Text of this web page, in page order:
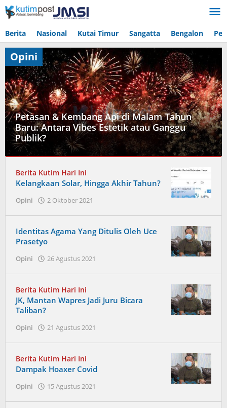
Lewati
ke
Berita Nasional Kutai Timur Sangatta Bengalon
Petasan & Kembang Api di Malam Tahun
Baru: Antara Vibes Estetik atau Ganggu
Publik?
2025
Admin
Opini
Berita Kutim Hari Ini
Kelangkaan Solar, Hingga Akhir Tahun?
Opini 2 Oktober 2021
Identitas Agama Yang Ditulis Oleh Uce
Prasetyo
Opini 26 Agustus 2021
Berita Kutim Hari Ini
JK, Mantan Wapres Jadi Juru Bicara
Taliban?
Opini 21 Agustus 2021
Berita Kutim Hari Ini
Dampak Hoaxer Covid
Opini 15 Agustus 2021